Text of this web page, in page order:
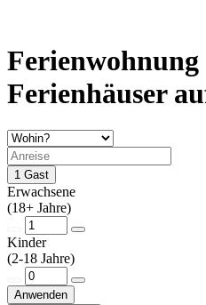
Ferienhäuser
1 Gast
Erwachsene
(18+ Jahre)
Kinder
(2-18 Jahre)
Anwenden